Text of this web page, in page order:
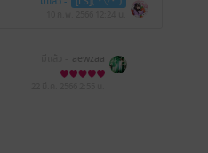
aewzaa